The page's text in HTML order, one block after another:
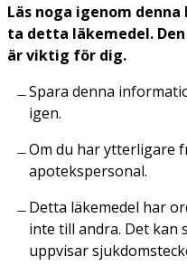
Läs noga igenom
ta detta läkemedel.
är viktig för dig.
Spara denna
igen.
Om du har ytterligare
apotekspersonal.
Detta läkemedel har
inte till andra. Det kan
uppvisar